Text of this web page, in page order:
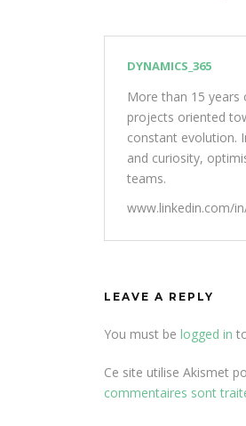
DYNAMICS_365
More than 15
projects oriented
constant evolution.
and curiosity,
teams.
www.linkedin.com/
LEAVE A REPLY
You must be logged in
Ce site utilise Akismet
commentaires sont